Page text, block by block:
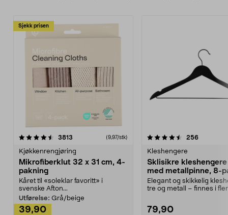
Sjekk prisen
3813 anmeldelser(9,97/stk)
Kjøkkenrengjøring
Mikrofiberklut 32 x 31 cm, 4-
pakning
Kåret til «soleklar favoritt» i
svenske Afton...
Utførelse: Grå/beige
39,90
4.5av 5 stjerner 256
Kleshengere
Sklisikre
med metallpinne, 8-
Elegant og skikkelig
tre og metall – finnes i
79,90
4.5av 5 stjerner